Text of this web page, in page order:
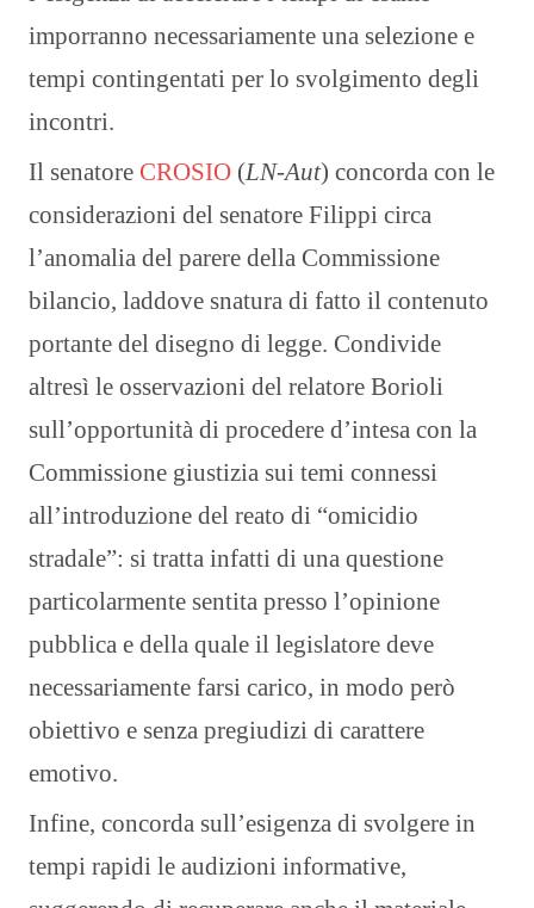
imporranno necessariamente una selezione e
tempi contingentati per lo svolgimento degli
incontri.
Il senatore CROSIO (LN-Aut) concorda con le
considerazioni del senatore Filippi circa
l’anomalia del parere della Commissione
bilancio, laddove snatura di fatto il contenuto
portante del disegno di legge. Condivide
altresì le osservazioni del relatore Borioli
sull’opportunità di procedere d’intesa con la
Commissione giustizia sui temi connessi
all’introduzione del reato di “omicidio
stradale”: si tratta infatti di una questione
particolarmente sentita presso l’opinione
pubblica e della quale il legislatore deve
necessariamente farsi carico, in modo però
obiettivo e senza pregiudizi di carattere
emotivo.
Infine, concorda sull’esigenza di svolgere in
tempi rapidi le audizioni informative,